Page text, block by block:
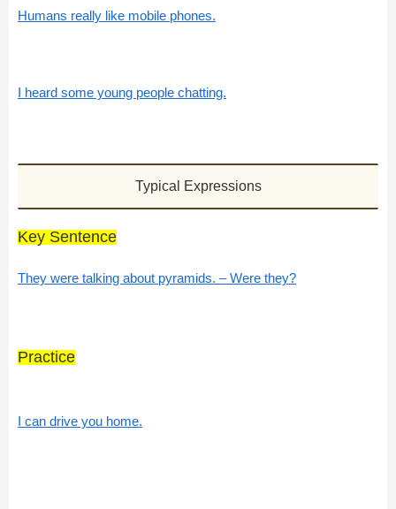
Humans really like mobile phones.
I heard some young people chatting.
Typical Expressions
Key Sentence
They were talking about pyramids. – Were they?
Practice
I can drive you home.